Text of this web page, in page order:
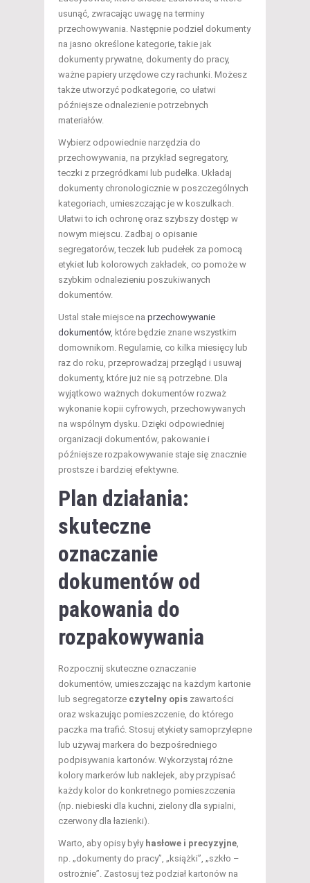
usunąć, zwracając uwagę na terminy
przechowywania. Następnie podziel dokumenty
na jasno określone kategorie, takie jak
dokumenty prywatne, dokumenty do pracy,
ważne papiery urzędowe czy rachunki. Możesz
także utworzyć podkategorie, co ułatwi
późniejsze odnalezienie potrzebnych
materiałów.
Wybierz odpowiednie narzędzia do
przechowywania, na przykład segregatory,
teczki z przegródkami lub pudełka. Układaj
dokumenty chronologicznie w poszczególnych
kategoriach, umieszczając je w koszulkach.
Ułatwi to ich ochronę oraz szybszy dostęp w
nowym miejscu. Zadbaj o opisanie
segregatorów, teczek lub pudełek za pomocą
etykiet lub kolorowych zakładek, co pomoże w
szybkim odnalezieniu poszukiwanych
dokumentów.
Ustal stałe miejsce na przechowywanie
dokumentów, które będzie znane wszystkim
domownikom. Regularnie, co kilka miesięcy lub
raz do roku, przeprowadzaj przegląd i usuwaj
dokumenty, które już nie są potrzebne. Dla
wyjątkowo ważnych dokumentów rozważ
wykonanie kopii cyfrowych, przechowywanych
na wspólnym dysku. Dzięki odpowiedniej
organizacji dokumentów, pakowanie i
późniejsze rozpakowywanie staje się znacznie
prostsze i bardziej efektywne.
Plan działania:
skuteczne
oznaczanie
dokumentów od
pakowania do
rozpakowywania
Rozpocznij skuteczne oznaczanie
dokumentów, umieszczając na każdym kartonie
lub segregatorze czytelny opis zawartości
oraz wskazując pomieszczenie, do którego
paczka ma trafić. Stosuj etykiety samoprzylepne
lub używaj markera do bezpośredniego
podpisywania kartonów. Wykorzystaj różne
kolory markerów lub naklejek, aby przypisać
każdy kolor do konkretnego pomieszczenia
(np. niebieski dla kuchni, zielony dla sypialni,
czerwony dla łazienki).
Warto, aby opisy były hasłowe i precyzyjne,
np. „dokumenty do pracy”, „książki”, „szkło –
ostrożnie”. Zastosuj też podział kartonów na